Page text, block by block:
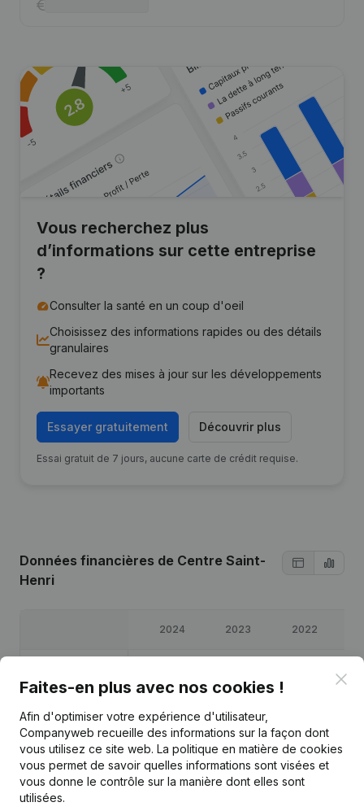
Vous recherchez plus
d’informations sur cette entreprise
?
Consulter la santé en un coup d'oeil
Choisissez des informations rapides ou des détails
granulaires
Recevez des mises à jour sur les développements
importants
Essayer gratuitement Découvrir plus
Essai gratuit de 7 jours, aucune carte de crédit requise.
Données financières de Centre Saint-
Henri
2024 2023 2022
Capitaux propres 198 882 €154 496
Marge brute €106 867 €116 906 € 143 670 €
Faites-en plus avec nos cookies !
Afin d'optimiser votre expérience d'utilisateur,
Companyweb recueille des informations sur la façon dont
vous utilisez ce site web. La politique en matière de cookies
vous permet de savoir quelles informations sont visées et
vous donne le contrôle sur la manière dont elles sont
utilisées.